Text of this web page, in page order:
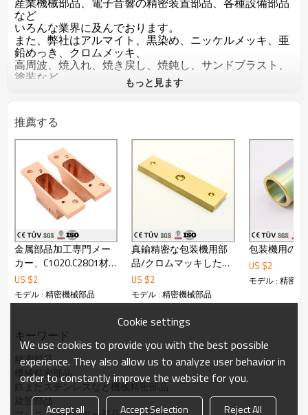
など
いろんな業界に及んでおります。
また、弊社はアルマイト、黒染め、ニッケルメッキ、亜
鉛めっき、クロムメッキ、
高周波、焼入れ、焼き戻し、焼鈍し、サンドブラスト、
塗装など
普通の処理が全部対応出来ます。
ジ、高さゲージ、
00級大理石定番、栓ゲージ、ネジゲージなど普通の検査
道具を揃っております。
部品が全数検査を行っております。
○日本語と英語にも対応できます。
○弊社は輸出ライセンスを持っております。
○OEM: 可
○最小ロット数:1 pcs納期:発注後 15日間 (1pcs 発注時)
○引渡し条件:FOB dalian、CIF、DDU、DDP
○支払い条件:T/T、Paypal
○決済可能な通貨:日本円、米ドル
○その他の条件:仕様書:有 、包装:有 、梱包:有 、製品写真:
有 、サンプル提供:有
○タイプ: 製品販売
○生産地: 中国大陸 遼寧省
○資格証書: ISO9001：2008
もっと見ます
推薦する
金属部品加工専門メー
カー、C1020.C2801材
質
US $2
モデル : 精密機械部品
真鍮精密な包装機用部
品/クロムマッキした
SS400材/ユニクロした
S45C精密部品
US $2
モデル : 精密機械部品
包装機用の
US $2
モデル : 精密機
キーワード
精密部品
機械精密部品
鉄またステンレスなど機械精密部品
旋盤部品
Cookie settings
We use cookies to provide you with the best possible
experience. They also allow us to analyze user behavior in
order to constantly improve the website for you.
Accept all Accept Selection Reject All